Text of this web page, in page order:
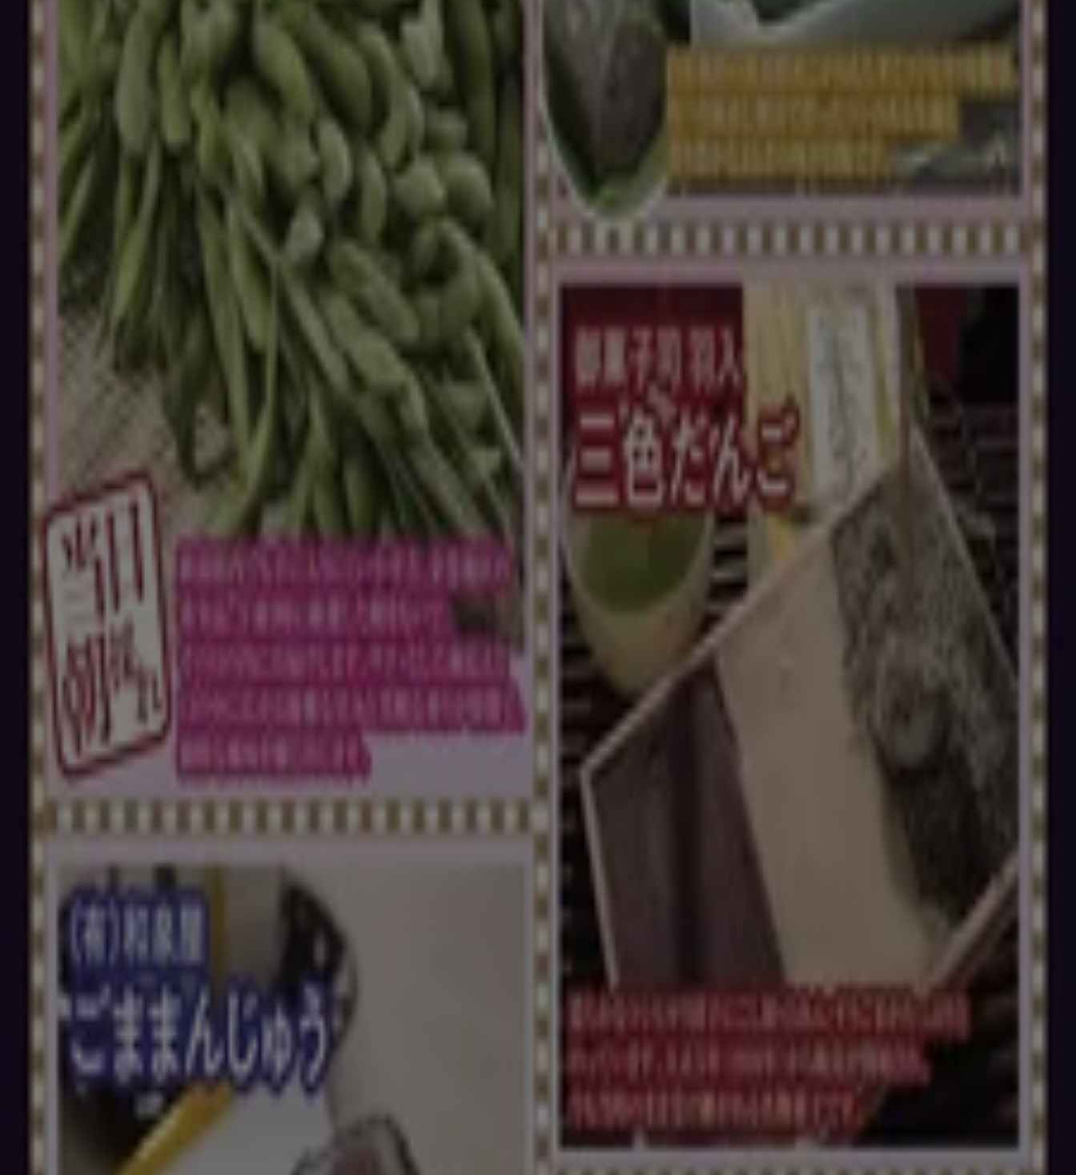
東京都台東区花川戸2-18-2, 台東区
1.4 km
マルエツ
東京都台東区池之端2-7-17, 台東区
1.7 km
東京都荒川区東日暮里5-16-1-101, 荒川区
1.7 km
マルエツ
東京都墨田区本所4-20-3, 墨田区
2.0 km
営業中
マルエツ
東京都文京区本郷2-27-18, 文京区
2.3 km
営業中
マルエツ
東京都墨田区緑1-15-12, 台東区
マルエツ
東京都中央区日本橋小伝馬町13-4, 台東区
2.4 km